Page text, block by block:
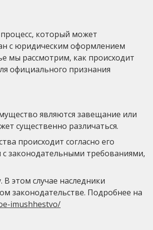
который может
с юридическим оформлением
мы рассмотрим, как происходит
официального признания
являются завещание или
существенно различаться.
происходит согласно его
законодательными требованиями,
этом случае наследники
законодательстве. Подробнее на
imushhestvo/